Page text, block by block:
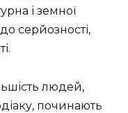
і земної
серйозності,
людей,
починають